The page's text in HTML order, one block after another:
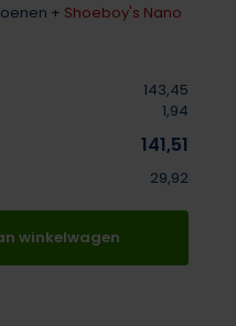
+ Shoeboy's Nano
143,45
1,94
141,51
29,92
winkelwagen